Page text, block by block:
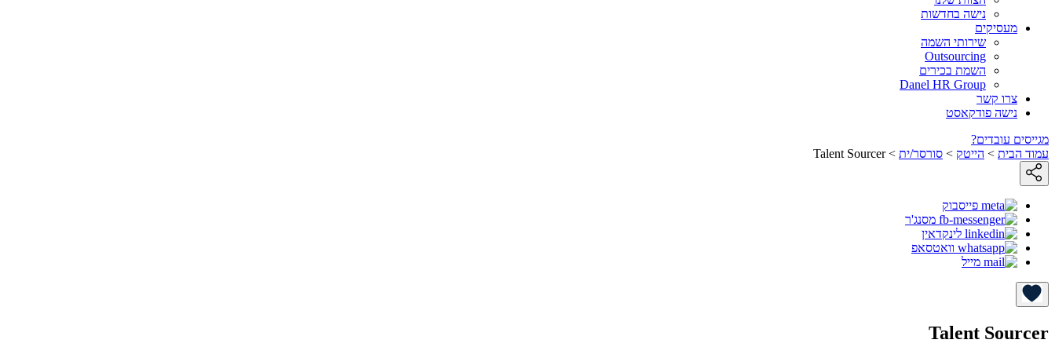
נישה בחדשות
מעסיקים
שירותי השמה
Outsourcing
השמת בכירים
Danel HR Group
צרו קשר
נישה פודקאסט
מגייסים עובדים?
עמוד הבית > הייטק > סורסר/ית >
Talent Sourcer
פייסבוק
מסנג'ר
לינקדאין
וואטסאפ
מייל
Talent Sourcer